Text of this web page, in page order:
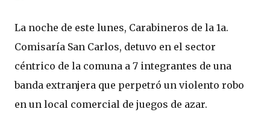
La noche de este lunes, Carabineros de la 1a.
Comisaría San Carlos, detuvo en el sector
céntrico de la comuna a 7 integrantes de una
banda extranjera que perpetró un violento robo
en un local comercial de juegos de azar.